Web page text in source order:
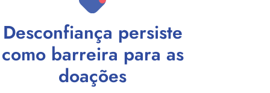
Desconfiança persiste
como barreira para as
doações